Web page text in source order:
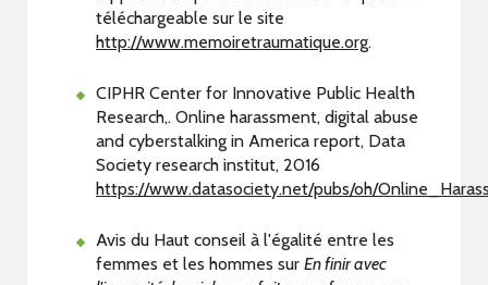
téléchargeable sur le site
http://www.memoiretraumatique.org.
CIPHR Center for Innovative Public Health
Research,. Online harassment, digital abuse
and cyberstalking in America report, Data
Society research institut, 2016
https://www.datasociety.net/pubs/oh/
Avis du Haut conseil à l'égalité entre les
femmes et les hommes sur En finir avec